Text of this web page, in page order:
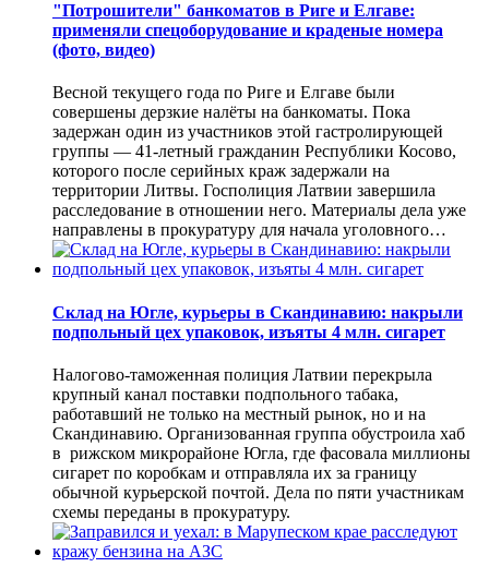
"Потрошители" банкоматов в Риге и Елгаве:
применяли спецоборудование и краденые номера
(фото, видео)
Весной текущего года по Риге и Елгаве были
совершены дерзкие налёты на банкоматы. Пока
задержан один из участников этой гастролирующей
группы — 41-летный гражданин Республики Косово,
которого после серийных краж задержали на
территории Литвы. Госполиция Латвии завершила
расследование в отношении него. Материалы дела уже
направлены в прокуратуру для начала уголовного…
Склад на Югле, курьеры в Скандинавию: накрыли
подпольный цех упаковок, изъяты 4 млн. сигарет
Налогово-таможенная полиция Латвии перекрыла
крупный канал поставки подпольного табака,
работавший не только на местный рынок, но и на
Скандинавию. Организованная группа обустроила хаб
в рижском микрорайоне Югла, где фасовала миллионы
сигарет по коробкам и отправляла их за границу
обычной курьерской почтой. Дела по пяти участникам
схемы переданы в прокуратуру.